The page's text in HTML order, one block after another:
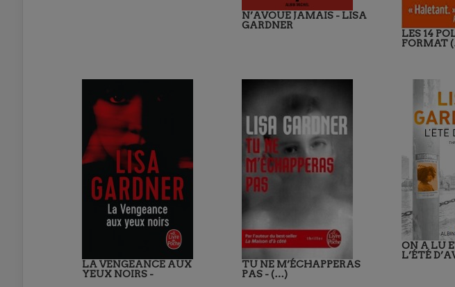
N’AVOUE JAMAIS - LISA
GARDNER
LES 14
FORMAT
LA VENGEANCE AUX
YEUX NOIRS -
TU NE M’ÉCHAPPERAS
PAS - (…)
ON A LU
L’ÉTÉ